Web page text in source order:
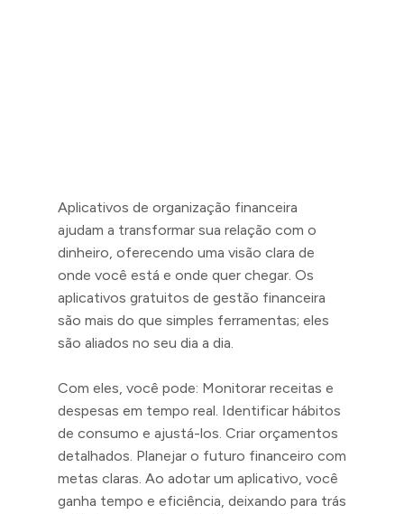
Aplicativos de organização financeira
ajudam a transformar sua relação com o
dinheiro, oferecendo uma visão clara de
onde você está e onde quer chegar. Os
aplicativos gratuitos de gestão financeira
são mais do que simples ferramentas; eles
são aliados no seu dia a dia.
Com eles, você pode: Monitorar receitas e
despesas em tempo real. Identificar hábitos
de consumo e ajustá-los. Criar orçamentos
detalhados. Planejar o futuro financeiro com
metas claras. Ao adotar um aplicativo, você
ganha tempo e eficiência, deixando para trás